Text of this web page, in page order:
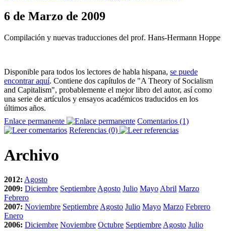
6 de Marzo de 2009
Compilación y nuevas traducciones del prof. Hans-Hermann Hoppe
Disponible para todos los lectores de habla hispana, se puede
encontrar aquí. Contiene dos capítulos de "A Theory of Socialism
and Capitalism", probablemente el mejor libro del autor, así como
una serie de artículos y ensayos académicos traducidos en los
últimos años.
Enlace permanente
Comentarios (1)
Referencias (0)
Archivo
2012: Agosto
2009: Diciembre Septiembre Agosto Julio Mayo Abril Marzo
Febrero
2007: Noviembre Septiembre Agosto Julio Mayo Marzo Febrero
Enero
2006: Diciembre Noviembre Octubre Septiembre Agosto Julio